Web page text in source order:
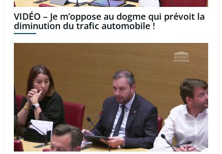
VIDÉO – Je m’oppose au dogme qui prévoit la
diminution du trafic automobile !